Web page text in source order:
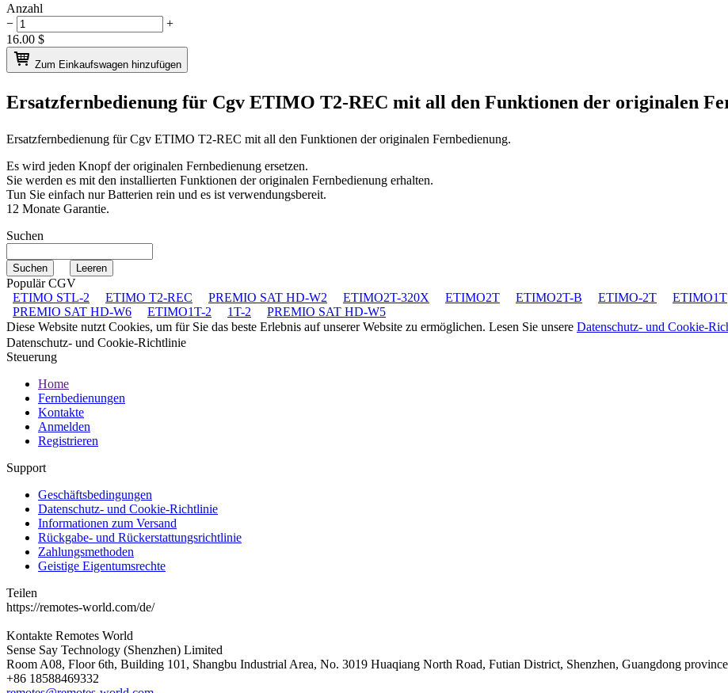
Anzahl
−
+
16.00 $
Zum Einkaufswagen hinzufügen
Ersatzfernbedienung für Cgv ETIMO T2-REC mit all den Funktionen der originalen
Ersatzfernbedienung fürCgv ETIMO T2-REC mit all den Funktionen der originalen Fernbedienung.
Es wird jeden Knopf der originalen Fernbedienung ersetzen.
Sie werden es mit den installierten Funktionen der originalen Fernbedienung erhalten.
Tun Sie einfach nur Batterien rein und es ist verwendungsbereit.
12 Monate Garantie.
Suchen
Populär CGV
ETIMO STL-2
ETIMO T2-REC PREMIO SAT HD-W2 ETIMO2T-320X ETIMO2T ETIMO2T-B ETIMO-2T ETIMO1T
PREMIO SAT HD-W6
ETIMO1T-2 1T-2
PREMIO SAT HD-W5
Diese Website nutzt Cookies, um für Sie das beste Erlebnis auf unserer Website zu ermöglichen. Lesen Sie unsere Datenschutz- und Cookie-
Datenschutz- und Cookie-Richtlinie
Steuerung
Home
Fernbedienungen
Kontakte
Anmelden
Registrieren
Support
Geschäftsbedingungen
Datenschutz- und Cookie-Richtlinie
Informationen zum Versand
Rückgabe- und Rückerstattungsrichtlinie
Zahlungsmethoden
Geistige Eigentumsrechte
Teilen
https://remotes-world.com/de/
Kontakte Remotes World
Sense Say Technology (Shenzhen) Limited
Room A08, Floor 6th, Building 101, Shangbu Industrial Area, No. 3019 Huaqiang North Road, Futian District, Shenzhen, Guangdong
+86 18588469332